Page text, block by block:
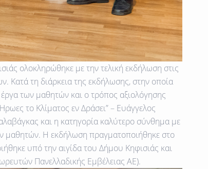
ολοκληρώθηκε με την τελική εκδήλωση στις
Κατά τη διάρκεια της εκδήλωσης, στην οποία
των μαθητών και ο τρόπος αξιολόγησης
το Κλίματος εν Δράσει” – Ευάγγελος
και η κατηγορία καλύτερο σύνθημα με
μαθητών. Η εκδήλωση πραγματοποιήθηκε στο
υπό την αιγίδα του Δήμου Κηφισιάς και
Πανελλαδικής Εμβέλειας ΑΕ).